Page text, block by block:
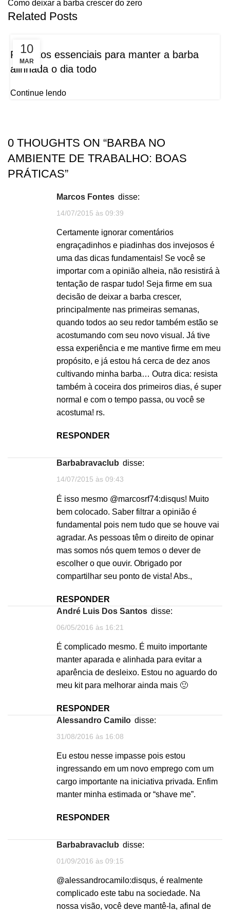
Como deixar a barba crescer do zero
Related Posts
10
MAR
Produtos essenciais para manter a barba
alinhada o dia todo
Continue lendo
0 THOUGHTS ON “BARBA NO
AMBIENTE DE TRABALHO: BOAS
PRÁTICAS”
Marcos Fontes disse:
14/07/2015 às 09:39
Certamente ignorar comentários
engraçadinhos e piadinhas dos invejosos é
uma das dicas fundamentais! Se você se
importar com a opinião alheia, não resistirá à
tentação de raspar tudo! Seja firme em sua
decisão de deixar a barba crescer,
principalmente nas primeiras semanas,
quando todos ao seu redor também estão se
acostumando com seu novo visual. Já tive
essa experiência e me mantive firme em meu
propósito, e já estou há cerca de dez anos
cultivando minha barba… Outra dica: resista
também à coceira dos primeiros dias, é super
normal e com o tempo passa, ou você se
acostuma! rs.
RESPONDER
barbabravaclub disse:
14/07/2015 às 09:43
É isso mesmo @marcosrf74:disqus! Muito
bem colocado. Saber filtrar a opinião é
fundamental pois nem tudo que se houve vai
agradar. As pessoas têm o direito de opinar
mas somos nós quem temos o dever de
escolher o que ouvir. Obrigado por
compartilhar seu ponto de vista! Abs.,
RESPONDER
André Luis Dos Santos disse:
06/05/2016 às 16:21
É complicado mesmo. É muito importante
manter aparada e alinhada para evitar a
aparência de desleixo. Estou no aguardo do
meu kit para melhorar ainda mais 🙂
RESPONDER
Alessandro Camilo disse:
31/08/2016 às 16:08
Eu estou nesse impasse pois estou
ingressando em um novo emprego com um
cargo importante na iniciativa privada. Enfim
manter minha estimada or “shave me”.
RESPONDER
barbabravaclub disse:
01/09/2016 às 09:15
@alessandrocamilo:disqus, é realmente
complicado este tabu na sociedade. Na
nossa visão, você deve mantê-la, afinal de